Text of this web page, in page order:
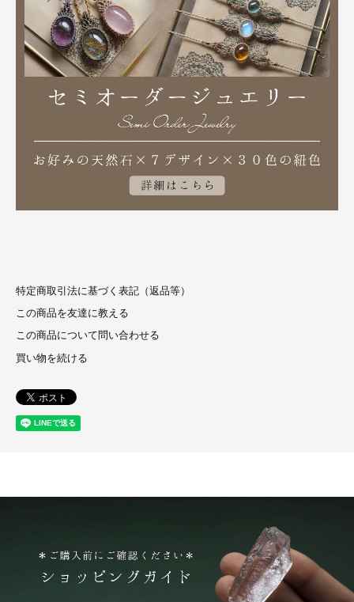
特定商取引法に基づく表記（返品等）
この商品を友達に教える
この商品について問い合わせる
買い物を続ける